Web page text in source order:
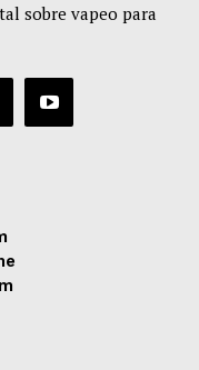
sobre vapeo para